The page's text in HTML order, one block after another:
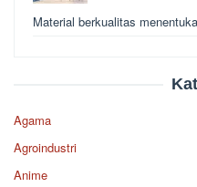
Material berkualitas
Agama
Agroindustri
Anime